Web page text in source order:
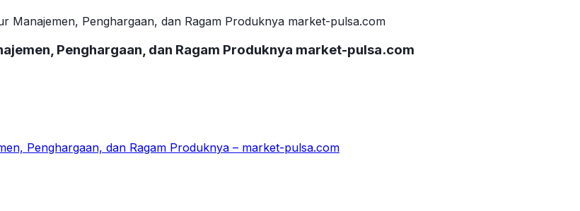
Manajemen, Penghargaan, dan Ragam Produknya market-pulsa.com
Penghargaan, dan Ragam Produknya market-pulsa.com
Penghargaan, dan Ragam Produknya – market-pulsa.com